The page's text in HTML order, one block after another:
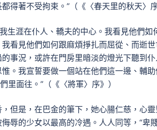
得著不受拘束。”（《〈春天里的秋天〉序
生涯在仆人、轎夫的中心。我看見他們如
看見他們如何跟麻煩掙扎而屈從、而逝世
事況，或許在門房里暗淡的燈光下聽到
。我宣誓要做一個站在他們這一邊、輔
里面往。”（《〈將軍〉序》）
但是，在巴金的筆下，她心腸仁慈，心
辱的少女以最高的冷遇。人人同等，“卑